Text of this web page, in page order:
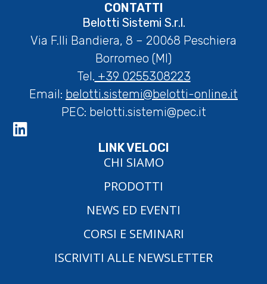
CONTATTI
Belotti Sistemi S.r.l.
Via F.lli Bandiera, 8 – 20068 Peschiera
Borromeo (MI)
Tel. +39 0255308223
Email: belotti.sistemi@belotti-online.it
PEC: belotti.sistemi@pec.it
LINK VELOCI
CHI SIAMO
PRODOTTI
NEWS ED EVENTI
CORSI E SEMINARI
ISCRIVITI ALLE NEWSLETTER